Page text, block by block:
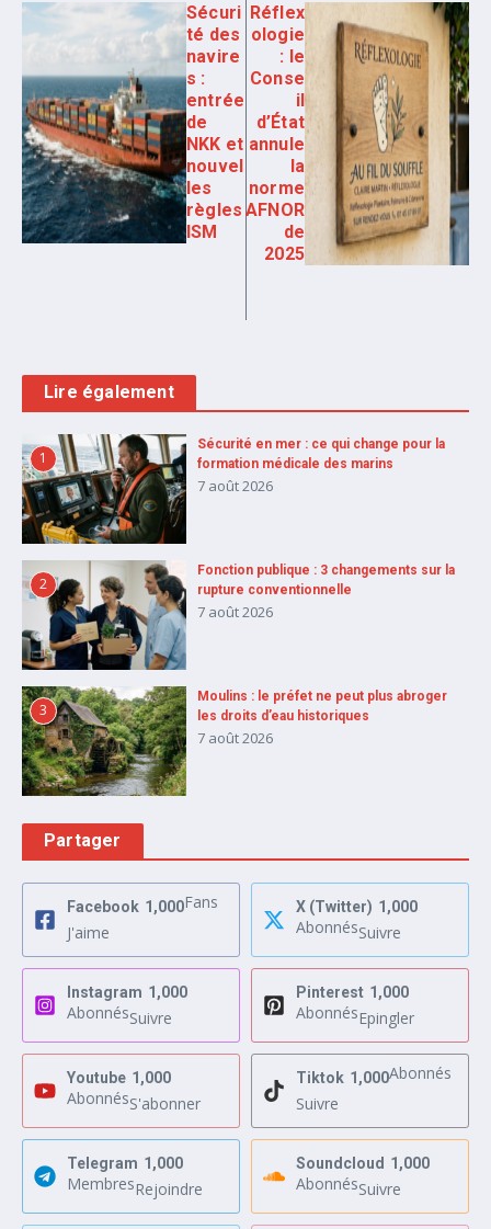
Sécuri
té des
navire
s :
entrée
de
NKK et
nouvel
les
règles
ISM
Réflex
ologie
: le
Conse
il
d’État
annule
la
norme
AFNOR
de
2025
Lire également
1
Sécurité en mer : ce qui change pour la
formation médicale des marins
7 août 2026
2
Fonction publique : 3 changements sur la
rupture conventionnelle
7 août 2026
3
Moulins : le préfet ne peut plus abroger
les droits d’eau historiques
7 août 2026
Partager
Facebook 1,000Fans
J'aime
X (Twitter) 1,000
AbonnésSuivre
Instagram 1,000
AbonnésSuivre
Pinterest 1,000
AbonnésEpingler
Youtube 1,000
AbonnésS'abonner
Tiktok 1,000Abonnés
Suivre
Telegram 1,000
MembresRejoindre
Soundcloud 1,000
AbonnésSuivre